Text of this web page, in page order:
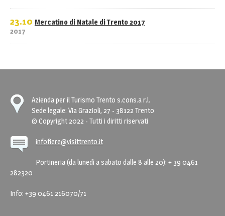
23.10
2017
Mercatino di Natale di Trento 2017
Azienda per il Turismo Trento s.cons.a r.l.
Sede legale: Via Grazioli, 27 - 38122 Trento
© Copyright 2022 - Tutti i diritti riservati
infofiere@visittrento.it
Portineria (da lunedì a sabato dalle 8 alle 20): + 39 0461
282320
Info: +39 0461 216070/71